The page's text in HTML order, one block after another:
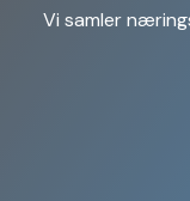
Vi samler